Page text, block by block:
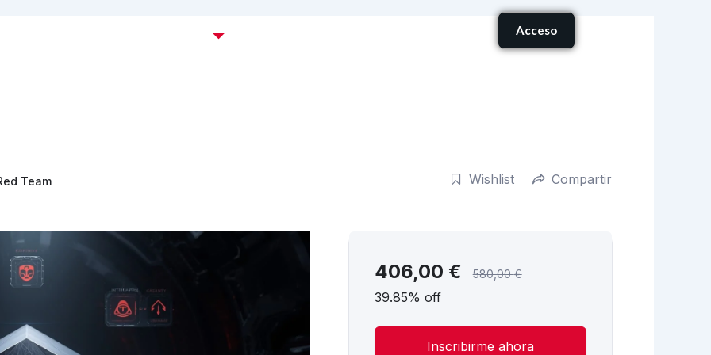
Acceso
Team Wishlist Compartir
406,00 € 580,00€
39.85% off
Inscribirme ahora